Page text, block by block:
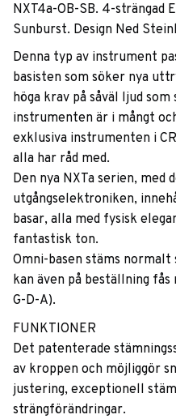
NXT4a-OB-SB. 4-strängad
Sunburst. Design Ned
Denna typ av instrument
basisten som söker nya
höga krav på såväl ljud
instrumenten är i mångt
exklusiva instrumenten i
alla har råd med.
Den nya NXTa serien, med
utgångselektroniken,
basar, alla med fysisk
fantastisk ton.
Omni-basen stäms normalt
kan även på beställning
G-D-A).
FUNKTIONER
Det patenterade
av kroppen och möjliggör
justering, exceptionell
strängförändringar.